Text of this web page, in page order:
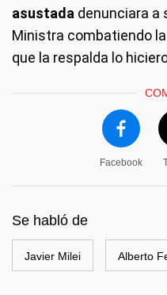
asustada denunciara a
Ministra combatiendo
que la respalda lo
Facebook
Se habló de
Javier Milei Alberto